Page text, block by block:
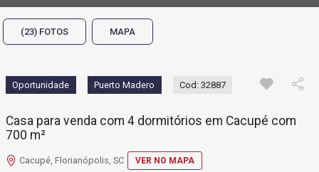
(23) FOTOS MAPA
Oportunidade Puerto Madero Cod: 32887
Casa para venda com 4 dormitórios em Cacupé com
700 m²
Cacupé, Florianópolis, SC VER NO MAPA